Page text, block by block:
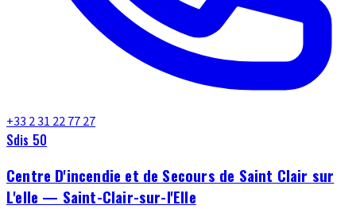
+33 2 31 22 77 27
Sdis 50
Centre D'incendie et de Secours de Saint Clair sur
L'elle — Saint-Clair-sur-l'Elle